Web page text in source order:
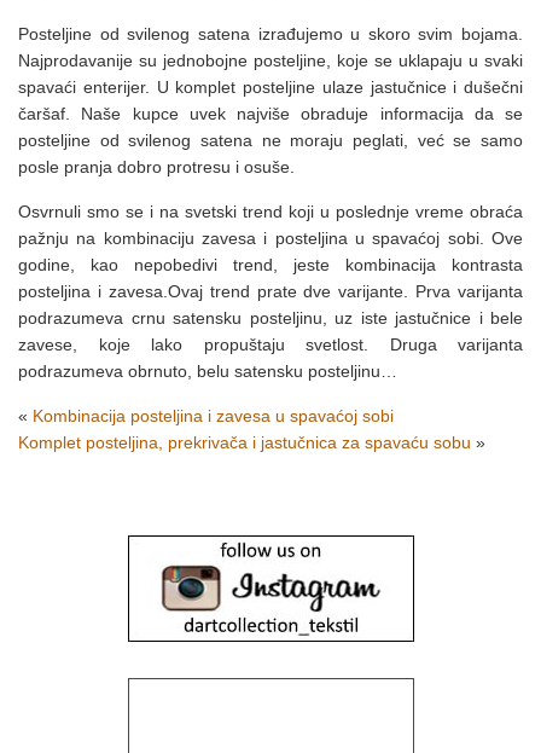
Posteljine od svilenog satena izrađujemo u skoro svim bojama.
Najprodavanije su jednobojne posteljine, koje se uklapaju u svaki
spavaći enterijer. U komplet posteljine ulaze jastučnice i dušečni
čaršaf. Naše kupce uvek najviše obraduje informacija da se
posteljine od svilenog satena ne moraju peglati, već se samo
posle pranja dobro protresu i osuše.
Osvrnuli smo se i na svetski trend koji u poslednje vreme obraća
pažnju na kombinaciju zavesa i posteljina u spavaćoj sobi. Ove
godine, kao nepobedivi trend, jeste kombinacija kontrasta
posteljina i zavesa.Ovaj trend prate dve varijante. Prva varijanta
podrazumeva crnu satensku posteljinu, uz iste jastučnice i bele
zavese, koje lako propuštaju svetlost. Druga varijanta
podrazumeva obrnuto, belu satensku posteljinu…
« Kombinacija posteljina i zavesa u spavaćoj sobi
Komplet posteljina, prekrivača i jastučnica za spavaću sobu »